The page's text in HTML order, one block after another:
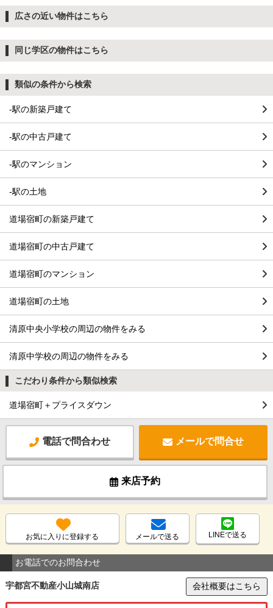
広さの近い物件はこちら
同じ学区の物件はこちら
類似の条件から検索
-駅の新築戸建て
-駅の中古戸建て
-駅のマンション
-駅の土地
道場宿町の新築戸建て
道場宿町の中古戸建て
道場宿町のマンション
道場宿町の土地
清原中央小学校の周辺の物件をみる
清原中学校の周辺の物件をみる
こだわり条件から類似検索
道場宿町＋プライスダウン
電話で問合わせ メールで問合せ
来店予約
お気に入りに登録する メールで送る LINEで送る
お電話でのお問合わせ
宇都宮不動産小山城南店 会社概要はこちら